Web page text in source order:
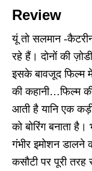
Review
यूं तो सलमान -
रहे हैं। दोनों की
इसके बावजूद फिल्म
की कहानी…फिल्म
आती है यानि एक
को बोरिंग बनाता
गंभीर इमोशन डालने
कसौटी पर पूरी